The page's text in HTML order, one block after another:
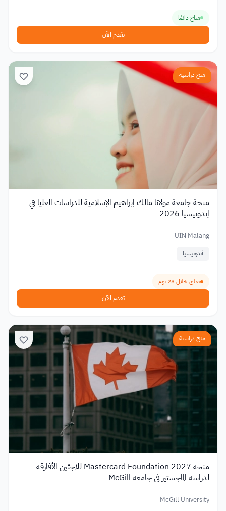
متاح دائمًا
تقدم الآن
منح دراسية
منحة جامعة مولانا مالك إبراهيم الإسلامية للدراسات العليا في
إندونيسيا 2026
UIN Malang
أندونيسيا
تغلق خلال 23 يوم
تقدم الآن
منح دراسية
منحة Mastercard Foundation 2027 للاجئين الأفارقة
لدراسة الماجستير في جامعة McGill
McGill University